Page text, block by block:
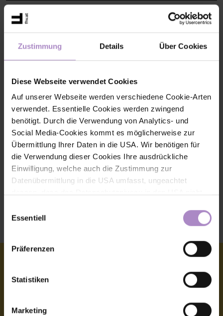
Zustimmung Details Über Cookies
Diese Webseite verwendet Cookies
Auf unserer Webseite werden verschiedene Cookie-Arten
verwendet. Essentielle Cookies werden zwingend
benötigt. Durch die Verwendung von Analytics- und
Social Media-Cookies kommt es möglicherweise zur
Übermittlung Ihrer Daten in die USA. Wir benötigen für
die Verwendung dieser Cookies Ihre ausdrückliche
Einwilligung, welche auch die Zustimmung zur
Datenübermittlung in die USA umfasst, ungeachtet
für die Rechte und Freiheiten der betroffenen Personen
nach sich ziehen kann. Die Einwilligung erteilen Sie
dadurch, dass Sie die ausgewählten Cookies durch
Aktivierung des Buttons akzeptieren. Sie können Ihre
das runde co Symbol rechts unten auf der Webseite -
jederzeit widerrufen. Durch den Widerruf der Einwilligung
zum Widerruf erfolgten Verarbeitung nicht
Essentiell
Präferenzen
Statistiken
Marketing
Forschung
Forschung Schwerpunkt Mensch Maschine Interaktion Digital
Qualifizierungsnetzwerke
+43 5572 792 3001
karl-heinz.weidmann@fhv.at
V104
Imprint